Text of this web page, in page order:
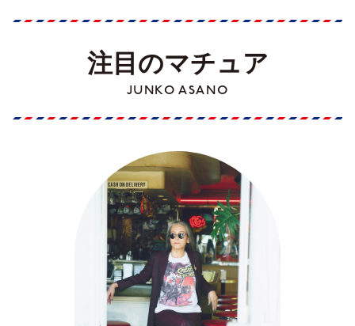
注目のマチュア
JUNKO ASANO